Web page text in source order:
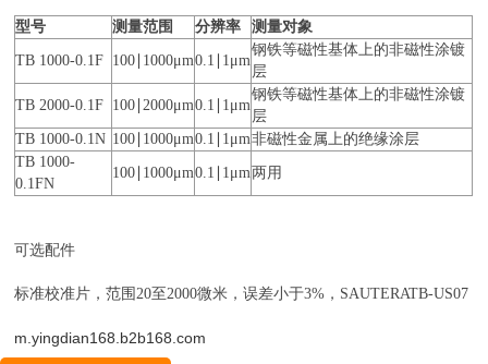
型号 测量范围 分辨率 测量对象
TB 1000-0.1F 100∣1000μm0.1∣1μm
钢铁等磁性基体上的非磁性涂镀
层
TB 2000-0.1F 100∣2000μm0.1∣1μm
钢铁等磁性基体上的非磁性涂镀
层
TB 1000-0.1N 100∣1000μm0.1∣1μm非磁性金属上的绝缘涂层
TB 1000-
0.1FN
100∣1000μm0.1∣1μm两用
可选配件
标准校准片，范围20至2000微米，误差小于3%，SAUTERATB-US07
m.yingdian168.b2b168.com